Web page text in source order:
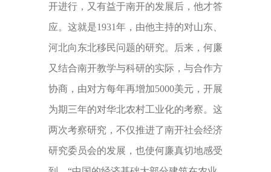
开进行，又有益于南开的发展后，他才答
应。这就是1931年，由他主持的对山东、
河北向东北移民问题的研究。后来，何廉
又结合南开教学与科研的实际，与合作方
协商，由对方每年再增加5000美元，开展
为期三年的对华北农村工业化的考察。这
两次考察研究，不仅推进了南开社会经济
研究委员会的发展，也使何廉真切地感受